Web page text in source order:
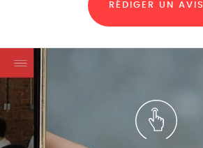
RÉDIGER UN AVIS